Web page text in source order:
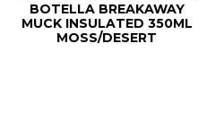
BOTELLA BREAKAWAY
MUCK INSULATED 350ML
MOSS/DESERT